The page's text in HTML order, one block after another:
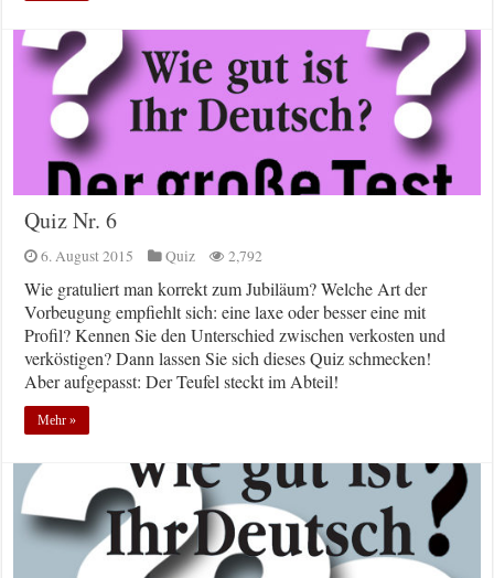
Quiz Nr. 6
6. August 2015 Quiz 2,792
Wie gratuliert man korrekt zum Jubiläum? Welche Art der
Vorbeugung empfiehlt sich: eine laxe oder besser eine mit
Profil? Kennen Sie den Unterschied zwischen verkosten und
verköstigen? Dann lassen Sie sich dieses Quiz schmecken!
Aber aufgepasst: Der Teufel steckt im Abteil!
Mehr »